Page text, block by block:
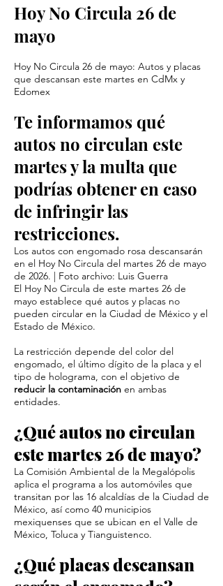
Hoy No Circula 26 de
mayo
Hoy No Circula 26 de mayo: Autos y placas
que descansan este martes en CdMx y
Edomex
Te informamos qué
autos no circulan este
martes y la multa que
podrías obtener en caso
de infringir las
restricciones.
Los autos con engomado rosa descansarán
en el Hoy No Circula del martes 26 de mayo
de 2026. | Foto archivo: Luis Guerra
El Hoy No Circula de este martes 26 de
mayo establece qué autos y placas no
pueden circular en la Ciudad de México y el
Estado de México.
La restricción depende del color del
engomado, el último dígito de la placa y el
tipo de holograma, con el objetivo de
reducir la contaminación en ambas
entidades.
¿Qué autos no circulan
este martes 26 de mayo?
La Comisión Ambiental de la Megalópolis
aplica el programa a los automóviles que
transitan por las 16 alcaldías de la Ciudad de
México, así como 40 municipios
mexiquenses que se ubican en el Valle de
México, Toluca y Tianguistenco.
¿Qué placas descansan